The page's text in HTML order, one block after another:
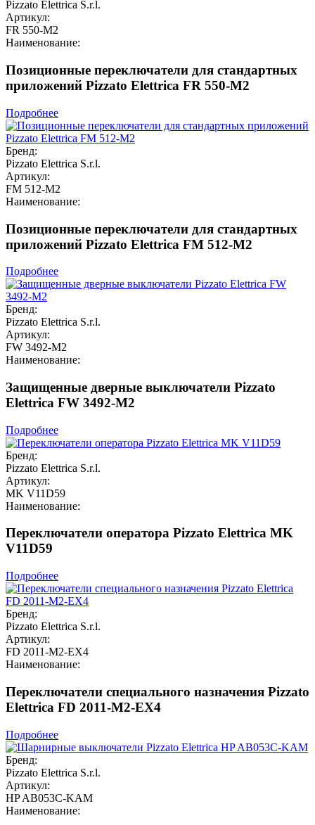
Pizzato Elettrica S.r.l.
Артикул:
FR 550-M2
Наименование:
Позиционные переключатели для стандартных
приложений Pizzato Elettrica FR 550-M2
Подробнее
Бренд:
Pizzato Elettrica S.r.l.
Артикул:
FM 512-M2
Наименование:
Позиционные переключатели для стандартных
приложений Pizzato Elettrica FM 512-M2
Подробнее
Бренд:
Pizzato Elettrica S.r.l.
Артикул:
FW 3492-M2
Наименование:
Защищенные дверные выключатели Pizzato
Elettrica FW 3492-M2
Подробнее
Бренд:
Pizzato Elettrica S.r.l.
Артикул:
MK V11D59
Наименование:
Переключатели оператора Pizzato Elettrica MK
V11D59
Подробнее
Бренд:
Pizzato Elettrica S.r.l.
Артикул:
FD 2011-M2-EX4
Наименование:
Переключатели специального назначения Pizzato
Elettrica FD 2011-M2-EX4
Подробнее
Бренд:
Pizzato Elettrica S.r.l.
Артикул:
HP AB053C-KAM
Наименование: